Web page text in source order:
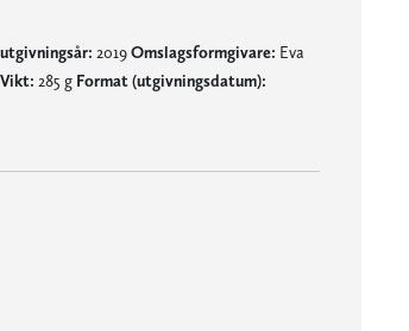
2019Omslagsformgivare: Eva
Vikt: 285 g Format (utgivningsdatum):